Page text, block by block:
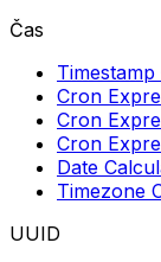
Čas
Cron
Cron
Cron
Date
Timezone
UUID